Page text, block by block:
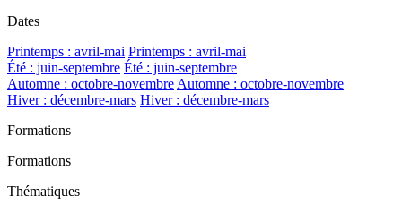
Dates
Printemps : avril-mai Printemps : avril-mai
Été : juin-septembre Été : juin-septembre
Automne : octobre-novembreAutomne : octobre-novembre
Hiver : décembre-mars Hiver : décembre-mars
Formations
Formations
Thématiques